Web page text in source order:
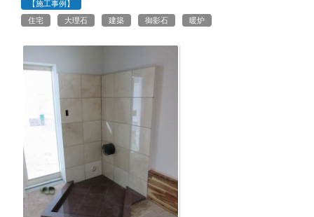
【施工事例】
住宅
大理石 建築 御影石 暖炉